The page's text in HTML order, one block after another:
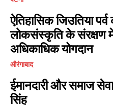
ऐतिहासिक जिउतिया
लोकसंस्कृति के संरक्षण
अधिकाधिक योगदान
औरंगाबाद
ईमानदारी और समाज
सिंह